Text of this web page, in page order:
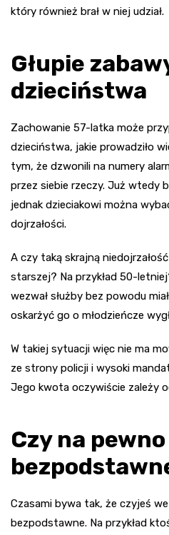
który również brał w niej udział.
Głupie
dzieciństwa
Zachowanie 57-latka może
dzieciństwa, jakie prowadziło
tym, że dzwonili na numery
przez siebie rzeczy. Już wtedy
jednak dzieciakowi można
dojrzałości.
A czy taką skrajną
starszej? Na przykład 50-
wezwał służby bez powodu
oskarżyć go o młodzieńcze
W takiej sytuacji więc nie ma
ze strony policji i wysoki
Jego kwota oczywiście zależy
Czy na
Czasami bywa tak, że czyjeś
bezpodstawne. Na przykład